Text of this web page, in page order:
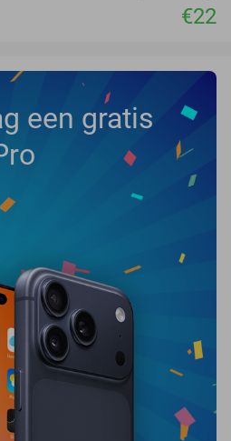
€22
een gratis